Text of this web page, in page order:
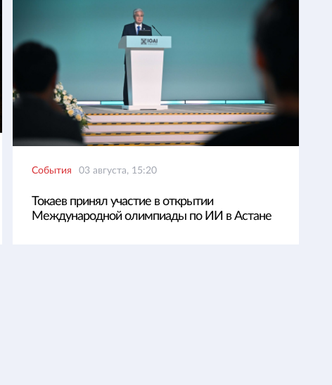
События 03 августа, 15:20
Токаев принял участие в открытии
Международной олимпиады по ИИ в Астане